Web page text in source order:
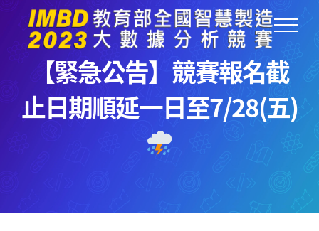
Skip
content 【緊急公告】競賽報名截
止日期順延一日至7/28(五)